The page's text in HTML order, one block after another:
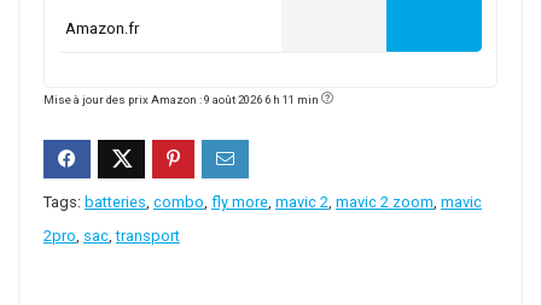
Amazon.fr
Mise à jour des prix Amazon : 9 août 2026 6 h 11 min
Tags: batteries, combo, fly more, mavic 2, mavic 2 zoom, mavic
2pro, sac,transport